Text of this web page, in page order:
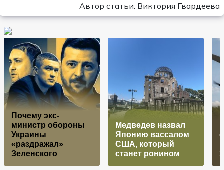
Автор статьи: Виктория Гвардеева
Почему экс-
министр обороны
Украины
«раздражал»
Зеленского
Медведев назвал
Японию вассалом
США, который
станет ронином